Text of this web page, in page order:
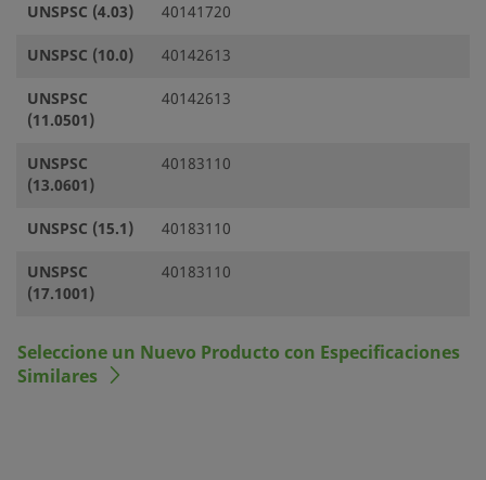
UNSPSC (4.03)
40141720
UNSPSC (10.0)
40142613
UNSPSC
(11.0501)
40142613
UNSPSC
(13.0601)
40183110
UNSPSC (15.1)
40183110
UNSPSC
(17.1001)
40183110
Seleccione un Nuevo Producto con Especificaciones
Similares